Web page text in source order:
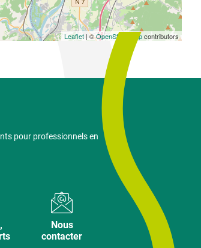
Leaflet | ©OpenStreetMapcontributors
pour professionnels en
Nous
contacter